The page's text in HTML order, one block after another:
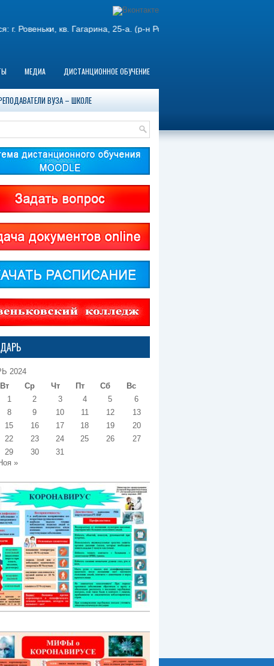
кв. Гагарина, 25-а. (р-н Ровеньковской средней
МЕДИА ДИСТАНЦИОННОЕ ОБУЧЕНИЕ
ВУЗА – ШКОЛЕ
2024
Вт Ср Чт Пт Сб
Вс
1
2 3 4 5
6
8 9 10 11 12
13
15 16 17 18 19
20
22 23 24 25 26
27
29 30
31
»